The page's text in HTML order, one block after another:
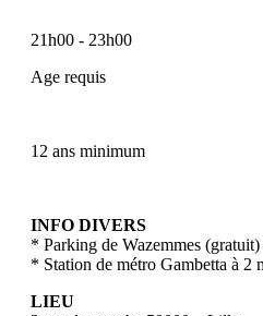
21h00 - 23h00
Age requis
12 ans minimum
INFO DIVERS
* Parking de Wazemmes
* Station de métro Gambetta à 2
LIEU